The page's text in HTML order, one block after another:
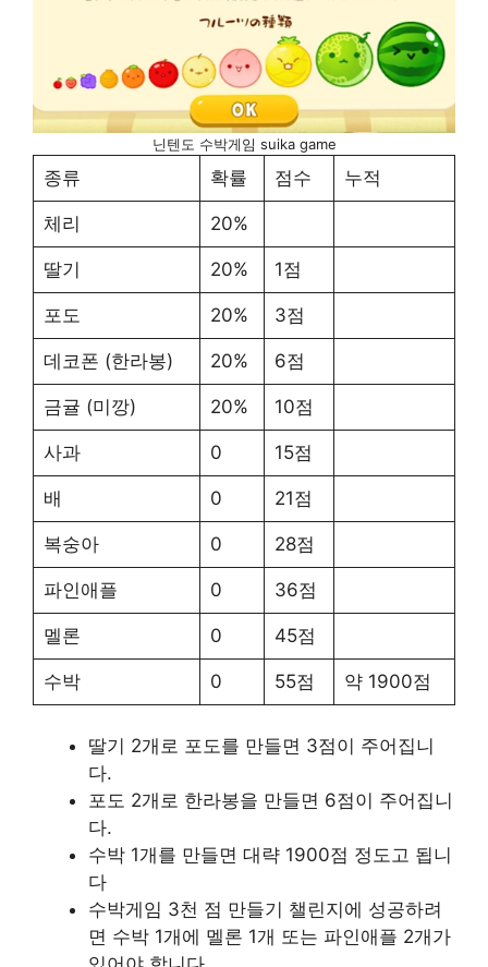
닌텐도 수박게임 suika game
종류 확률 점수 누적
체리 20%
딸기 20% 1점
포도 20% 3점
데코폰 (한라봉) 20% 6점
금귤 (미깡) 20% 10점
사과 0 15점
배 0 21점
복숭아 0 28점
파인애플 0 36점
멜론 0 45점
수박 0 55점 약 1900점
딸기 2개로 포도를 만들면 3점이 주어집니
다.
포도 2개로 한라봉을 만들면 6점이 주어집니
다.
수박 1개를 만들면 대략 1900점 정도고 됩니
다
수박게임 3천 점 만들기 챌린지에 성공하려
면 수박 1개에 멜론 1개 또는 파인애플 2개가